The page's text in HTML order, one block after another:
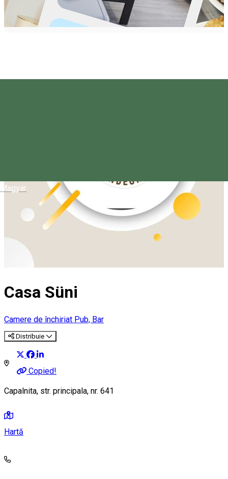
Magyar
Casa Süni
Camere de închiriat Pub, Bar
Distribuie
Copied!
Capalnita, str. principala, nr. 641
Hartă